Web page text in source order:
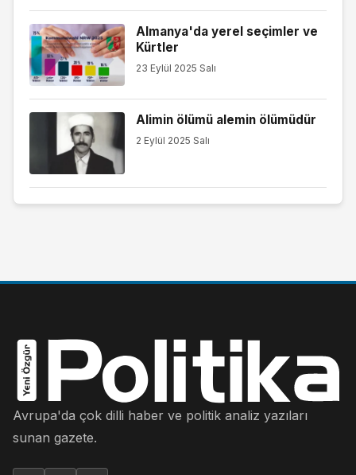
Almanya'da yerel seçimler ve
Kürtler
23 Eylül 2025 Salı
Alimin ölümü alemin ölümüdür
2 Eylül 2025 Salı
Avrupa'da çok dilli haber ve politik analiz yazıları
sunan gazete.